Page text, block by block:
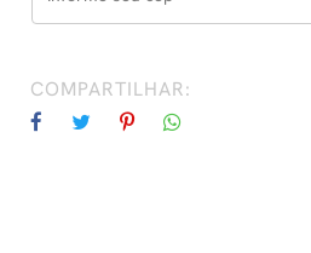
COMPARTILHAR: